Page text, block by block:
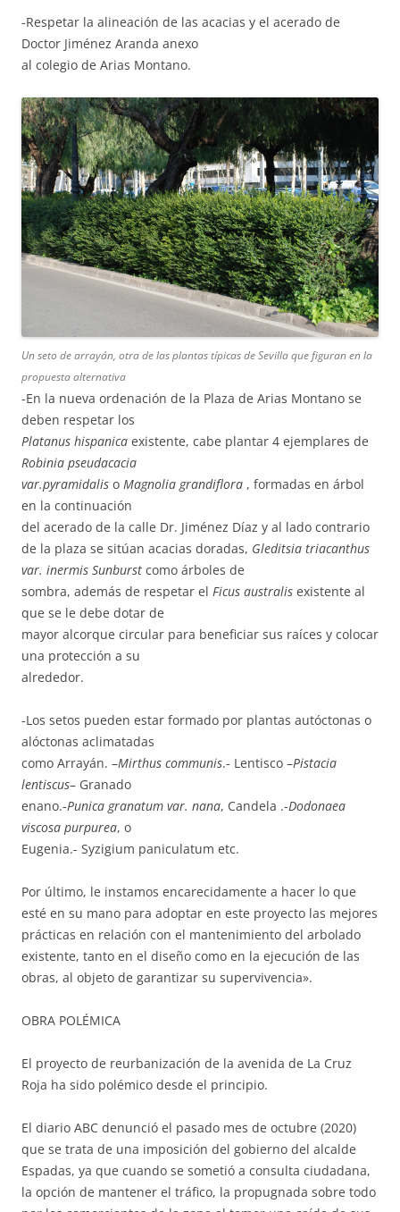
-Respetar la alineación de las acacias y el acerado de
Doctor Jiménez Aranda anexo
al colegio de Arias Montano.
Un seto de arrayán, otra de las plantas típicas de Sevilla que figuran en la
propuesta alternativa
-En la nueva ordenación de la Plaza de Arias Montano se
deben respetar los
Platanus hispanica existente, cabe plantar 4 ejemplares de
Robinia pseudacacia
var.pyramidalis o Magnolia grandiflora , formadas en árbol
en la continuación
del acerado de la calle Dr. Jiménez Díaz y al lado contrario
de la plaza se sitúan acacias doradas, Gleditsia triacanthus
var. inermis Sunburst como árboles de
sombra, además de respetar el Ficus australis existente al
que se le debe dotar de
mayor alcorque circular para beneficiar sus raíces y colocar
una protección a su
alrededor.
-Los setos pueden estar formado por plantas autóctonas o
alóctonas aclimatadas
como Arrayán. –Mirthus communis.- Lentisco –Pistacia
lentiscus– Granado
enano.-Punica granatum var. nana, Candela .-Dodonaea
viscosa purpurea, o
Eugenia.- Syzigium paniculatum etc.
Por último, le instamos encarecidamente a hacer lo que
esté en su mano para adoptar en este proyecto las mejores
prácticas en relación con el mantenimiento del arbolado
existente, tanto en el diseño como en la ejecución de las
obras, al objeto de garantizar su supervivencia».
OBRA POLÉMICA
El proyecto de reurbanización de la avenida de La Cruz
Roja ha sido polémico desde el principio.
El diario ABC denunció el pasado mes de octubre (2020)
que se trata de una imposición del gobierno del alcalde
Espadas, ya que cuando se sometió a consulta ciudadana,
la opción de mantener el tráfico, la propugnada sobre todo